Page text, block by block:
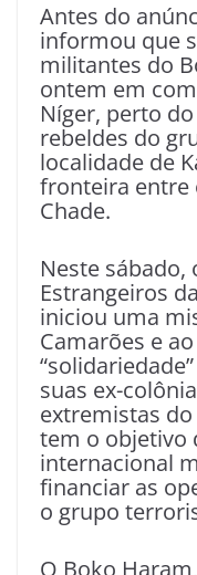
Antes do
informou que
militantes do
ontem em
Níger, perto
rebeldes do
localidade de
fronteira entre
Chade.
Neste
Estrangeiros
iniciou uma
Camarões e
suas ex-
extremistas
tem o objetivo
internacional
financiar as
o grupo